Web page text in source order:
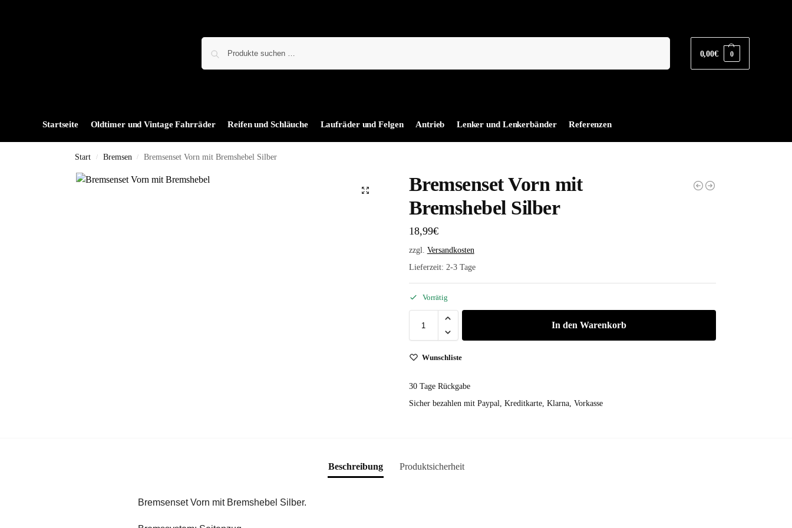
0,00€ 0
Startseite Oldtimer und Vintage Fahrräder Reifen und Schläuche Laufräder und Felgen Antrieb Lenker und Lenkerbänder Referenzen
Start / Bremsen / Bremsenset Vorn mit Bremshebel Silber
Bremsenset Vorn mit
Bremshebel Silber
18,99€
zzgl. Versandkosten
Lieferzeit: 2-3 Tage
Vorrätig
In den Warenkorb
Wunschliste
30 Tage Rückgabe
Sicher bezahlen mit Paypal, Kreditkarte, Klarna, Vorkasse
Beschreibung Produktsicherheit
Bremsenset Vorn mit Bremshebel Silber.